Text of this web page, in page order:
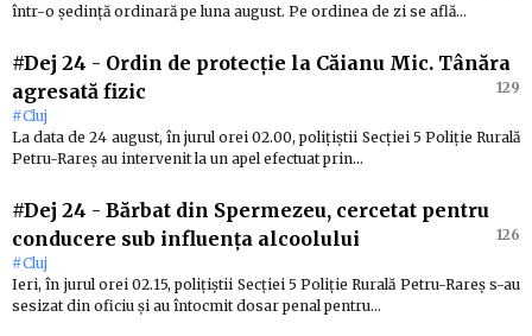
într-o ședință ordinară pe luna august. Pe ordinea de zi se află…
#Dej 24 - Ordin de protecție la Căianu Mic. Tânăra
agresată fizic
129
#Cluj
La data de 24 august, în jurul orei 02.00, polițiștii Secției 5 Poliție Rurală
Petru-Rareș au intervenit la un apel efectuat prin…
#Dej 24 - Bărbat din Spermezeu, cercetat pentru
conducere sub influența alcoolului
126
#Cluj
Ieri, în jurul orei 02.15, polițiștii Secției 5 Poliție Rurală Petru-Rareș s-au
sesizat din oficiu și au întocmit dosar penal pentru…